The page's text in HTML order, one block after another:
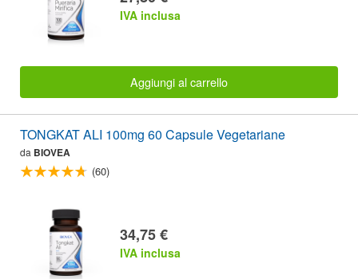
IVA inclusa
Aggiungi al carrello
TONGKAT ALI 100mg 60 Capsule Vegetariane
da BIOVEA
(60)
34,75 €
IVA inclusa